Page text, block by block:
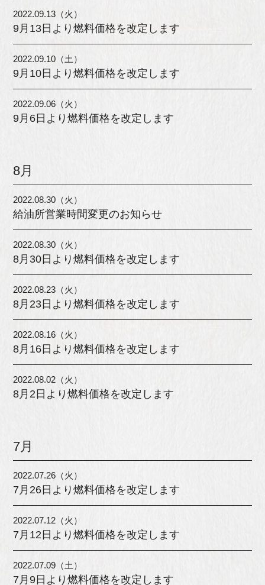
2022.09.13（火）
9月13日より燃料価格を改定します
2022.09.10（土）
9月10日より燃料価格を改定します
2022.09.06（火）
9月6日より燃料価格を改定します
8月
2022.08.30（火）
給油所営業時間変更のお知らせ
2022.08.30（火）
8月30日より燃料価格を改定します
2022.08.23（火）
8月23日より燃料価格を改定します
2022.08.16（火）
8月16日より燃料価格を改定します
2022.08.02（火）
8月2日より燃料価格を改定します
7月
2022.07.26（火）
7月26日より燃料価格を改定します
2022.07.12（火）
7月12日より燃料価格を改定します
2022.07.09（土）
7月9日より燃料価格を改定します